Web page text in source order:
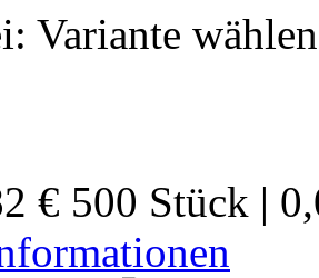
Variante wählen
€ 500 Stück |